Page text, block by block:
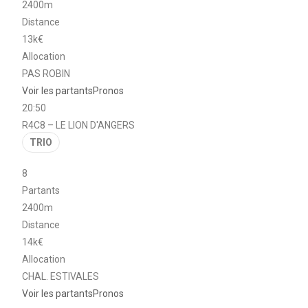
2400m
Distance
13k€
Allocation
PAS ROBIN
Voir les partantsPronos
20:50
R4C8 – LE LION D'ANGERS
TRIO
8
Partants
2400m
Distance
14k€
Allocation
CHAL. ESTIVALES
Voir les partantsPronos